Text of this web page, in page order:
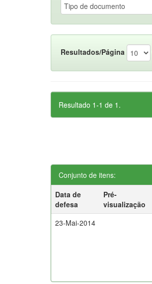
Resultados/Página
Resultado 1-1 de 1.
Conjunto de itens:
Data de
defesa
Pré-
visualização
23-Mai-2014